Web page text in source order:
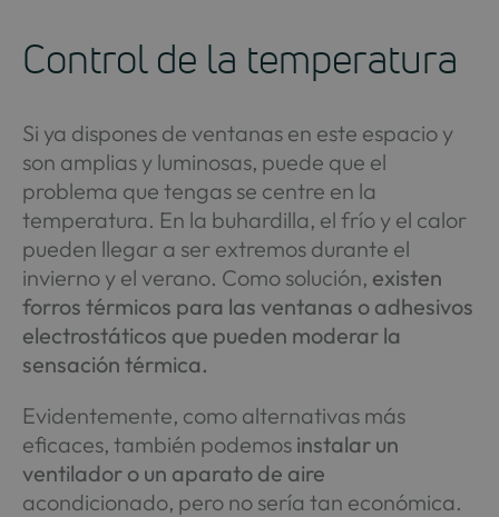
Control de la temperatura
Si ya dispones de ventanas en este espacio y
son amplias y luminosas, puede que el
problema que tengas se centre en la
temperatura. En la buhardilla, el frío y el calor
pueden llegar a ser extremos durante el
invierno y el verano. Como solución, existen
forros térmicos para las ventanas o adhesivos
electrostáticos que pueden moderar la
sensación térmica.
Evidentemente, como alternativas más
eficaces, también podemosinstalar un
ventilador o un aparato de aire
acondicionado, pero no sería tan económica.